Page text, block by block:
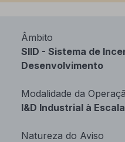
Âmbito
SIID - Sistema de
Desenvolvimento
Modalidade da
I&D Industrial à
Natureza do Aviso